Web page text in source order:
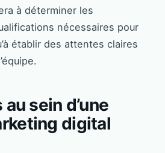
à déterminer les
nécessaires pour
établir des attentes claires
sein d’une
digital